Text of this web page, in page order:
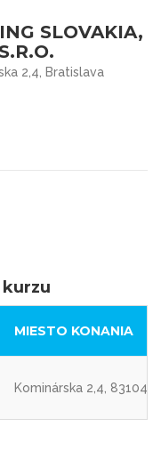
SLOVAKIA,
S.R.O.
2,4, Bratislava
MIESTO KONANIA
Kominárska 2,4, 83104